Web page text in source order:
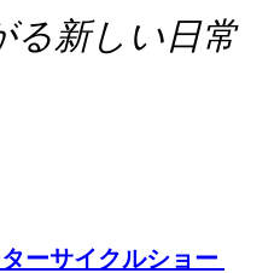
る新しい日常
ーサイクルショー